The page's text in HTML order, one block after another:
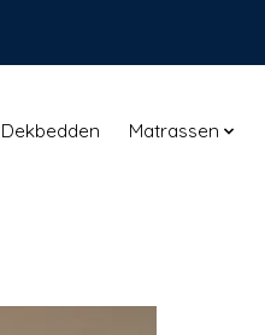
Dekbedden Matrassen